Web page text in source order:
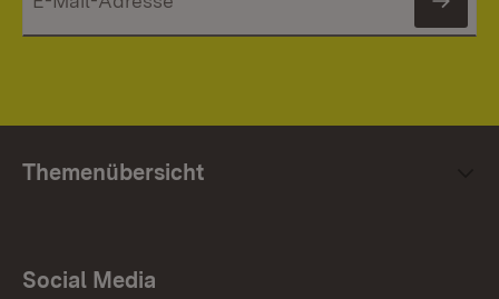
Themenübersicht
Social Media